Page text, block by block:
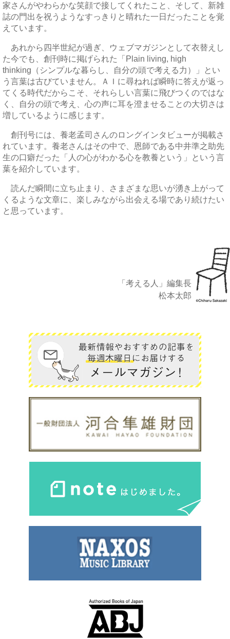
家さんがやわらかな笑顔で接してくれたこと、そして、新雑
誌の門出を祝うようなすっきりと晴れた一日だったことを覚
えています。
あれから四半世紀が過ぎ、ウェブマガジンとして衣替えし
た今でも、創刊時に掲げられた「Plain living, high
thinking（シンプルな暮らし、自分の頭で考える力）」とい
う言葉は古びていません。ＡＩに尋ねれば瞬時に答えが返っ
てくる時代だからこそ、それらしい言葉に飛びつくのではな
く、自分の頭で考え、心の声に耳を澄ませることの大切さは
増しているように感じます。
創刊号には、養老孟司さんのロングインタビューが掲載さ
れています。養老さんはその中で、恩師である中井準之助先
生の口癖だった「人の心がわかる心を教養という」という言
葉を紹介しています。
読んだ瞬間に立ち止まり、さまざまな思いが湧き上がって
くるような文章に、楽しみながら出会える場であり続けたい
と思っています。
「考える人」編集長
松本太郎